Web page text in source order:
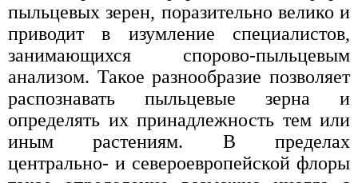
пыльцевых зерен, поразительно велико и
приводит в изумление специалистов,
занимающихся спорово-пыльцевым
анализом. Такое разнообразие позволяет
распознавать пыльцевые зерна и
определять их принадлежность тем или
иным растениям. В пределах
центрально- и североевропейской флоры